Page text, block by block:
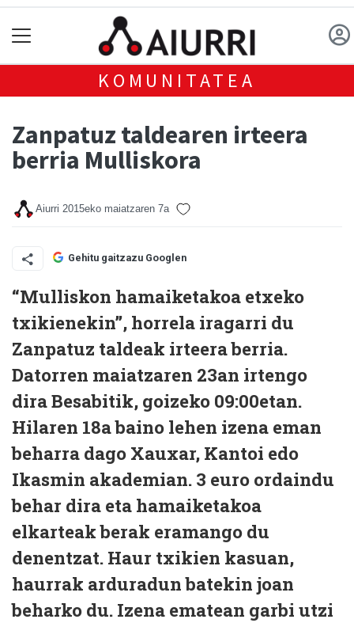
KOMUNITATEA
Zanpatuz taldearen irteera
berria Mulliskora
Aiurri 2015eko maiatzaren 7a
Gehitu gaitzazu Googlen
“Mulliskon hamaiketakoa etxeko
txikienekin”, horrela iragarri du
Zanpatuz taldeak irteera berria.
Datorren maiatzaren 23an irtengo
dira Besabitik, goizeko 09:00etan.
Hilaren 18a baino lehen izena eman
beharra dago Xauxar, Kantoi edo
Ikasmin akademian. 3 euro ordaindu
behar dira eta hamaiketakoa
elkarteak berak eramango du
denentzat. Haur txikien kasuan,
haurrak arduradun batekin joan
beharko du. Izena ematean garbi utzi